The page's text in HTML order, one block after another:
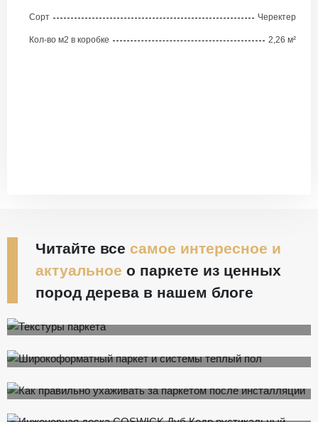
Сорт Черектер
Кол-во м2 в коробке 2,26 м²
Читайте все самое интересное и
актуальное о паркете из ценных
пород дерева в нашем блоге
пол